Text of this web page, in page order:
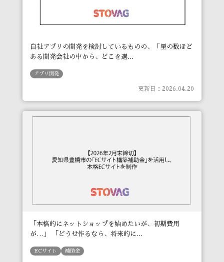
自社アプリの開発を検討しているものの、「星の数ほど
ある開発会社の中から、どこを選...
アプリ開発
更新日：2026.04.20
「本格的にネットショップを始めたいが、初期費用
が…」 「どうせ作るなら、将来的に...
ECサイト 補助金